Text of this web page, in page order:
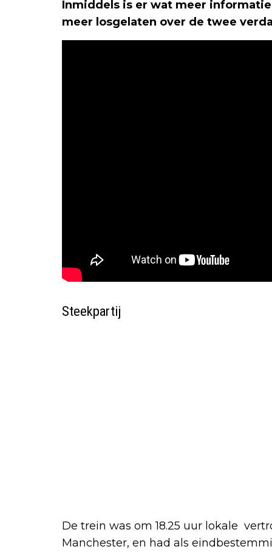
Inmiddels is er wat meer
meer losgelaten over de twee
Steekpartij
De trein was om 18.25 uur lokale
Manchester, en had als